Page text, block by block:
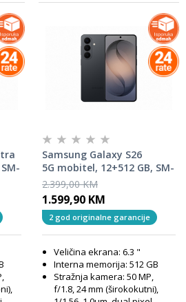
Samsung Galaxy S26
5G mobitel, 12+512 GB, SM-
S942BZKHEUC, Black
2.399,00 KM
1.599,90 KM
2 god originalne garancije
Veličina ekrana: 6.3 "
Interna memorija: 512 GB
Stražnja kamera: 50 MP,
f/1.8, 24 mm (širokokutni),